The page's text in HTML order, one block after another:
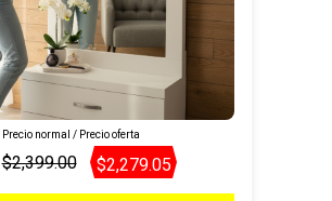
Precio normal / Precio oferta
$2,399.00 $2,279.05